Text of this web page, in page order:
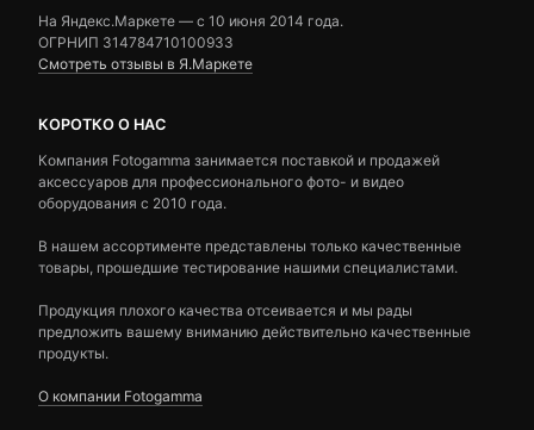
На Яндекс.Маркете — c 10 июня 2014 года.
ОГРНИП 314784710100933
Смотреть отзывы в Я.Маркете
КОРОТКО О НАС
Компания Fotogamma занимается поставкой и продажей
аксессуаров для профессионального фото- и видео
оборудования с 2010 года.
В нашем ассортименте представлены только качественные
товары, прошедшие тестирование нашими специалистами.
Продукция плохого качества отсеивается и мы рады
предложить вашему вниманию действительно качественные
продукты.
О компании Fotogamma